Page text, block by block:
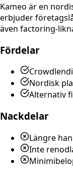
Kameo är en
erbjuder
även factoring-
Fördelar
Nordisk
Alternativ
Nackdelar
Längre
Inte